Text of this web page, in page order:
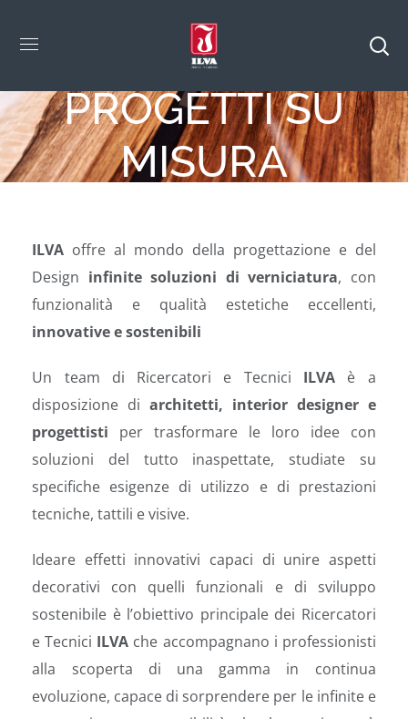
PROGETTI SU
MISURA
ILVA offre al mondo della progettazione e del
Design infinite soluzioni di verniciatura, con
funzionalità e qualità estetiche eccellenti,
innovative e sostenibili
Un team di Ricercatori e Tecnici ILVA è a
disposizione di architetti, interior designer e
progettisti per trasformare le loro idee con
soluzioni del tutto inaspettate, studiate su
specifiche esigenze di utilizzo e di prestazioni
tecniche, tattili e visive.
Ideare effetti innovativi capaci di unire aspetti
decorativi con quelli funzionali e di sviluppo
sostenibile è l’obiettivo principale dei Ricercatori
e Tecnici ILVA che accompagnano i professionisti
alla scoperta di una gamma in continua
evoluzione, capace di sorprendere per le infinite e